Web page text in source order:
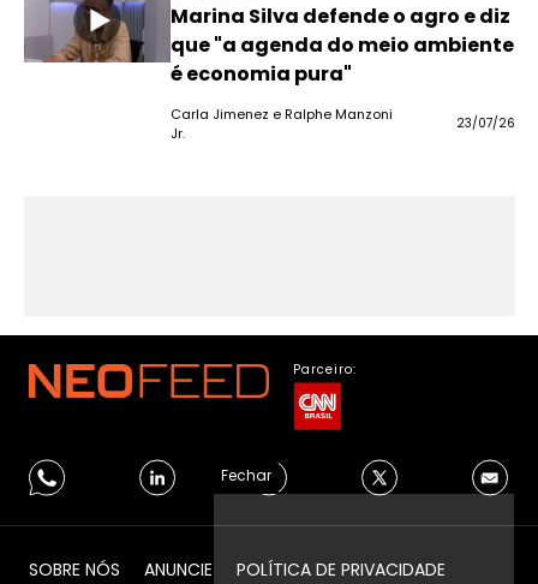
Marina Silva defende o agro e diz
que "a agenda do meio ambiente
é economia pura"
Carla Jimenez e Ralphe Manzoni
Jr.
23/07/26
Fechar
Parceiro:
SOBRE NÓS ANUNCIE POLÍTICA DE PRIVACIDADE